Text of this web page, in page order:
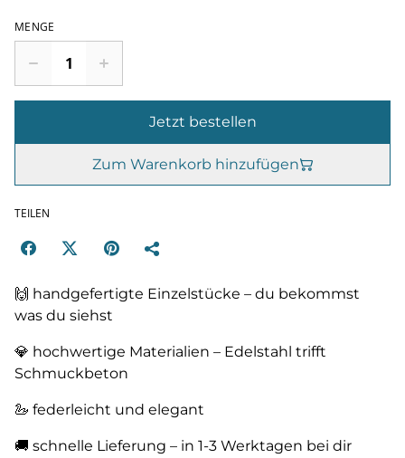
MENGE
Jetzt bestellen
Zum Warenkorb hinzufügen
TEILEN
🙌 handgefertigte Einzelstücke – du bekommst
was du siehst
💎 hochwertige Materialien – Edelstahl trifft
Schmuckbeton
🦢 federleicht und elegant
🚚 schnelle Lieferung – in 1-3 Werktagen bei dir